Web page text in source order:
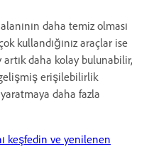
daha temiz olması
kullandığınız araçlar ise
daha kolay bulunabilir,
gelişmiş erişilebilirlik
daha fazla
keşfedin ve yenilenen